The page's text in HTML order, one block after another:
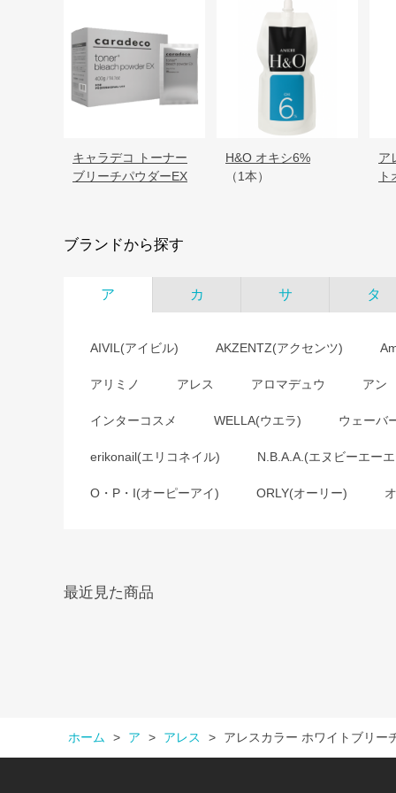
キャラデコ トーナー
ブリーチパウダーEX
H&O オキシ6%
（1本）
ア
ブランドから探す
ア カ サ タ
AIVIL(アイビル) AKZENTZ(アクセンツ)
アリミノ アレス アロマデュウ アン
インターコスメ WELLA(ウエラ) ウェーバ
erikonail(エリコネイル) N.B.A.A.(エヌビーエー
O・P・I(オーピーアイ) ORLY(オーリー)
最近見た商品
ホーム > ア > アレス > アレスカラー ホワイトブリー